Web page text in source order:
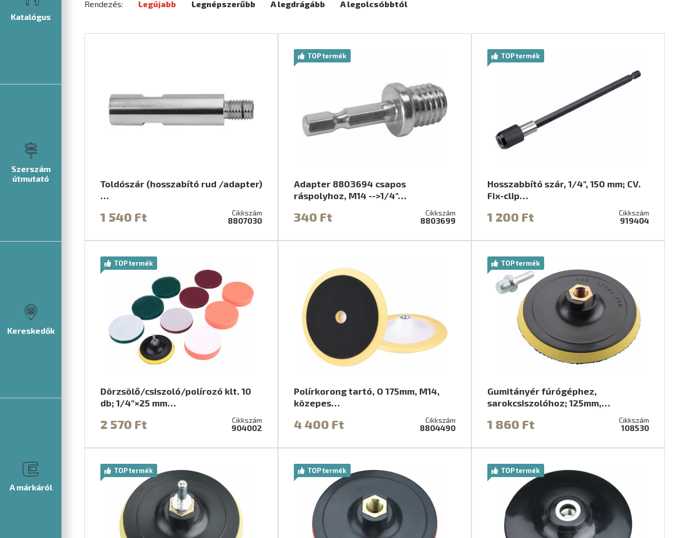
Katalógus
Szerszám
útmutató
Kereskedők
A márkáról
Rendezés: Legújabb Legnépszerűbb A legdrágább A legolcsóbbtól
Toldószár (hosszabító rud /adapter)
…
1 540 Ft Cikkszám
8807030
TOP termék
Adapter 8803694 csapos
ráspolyhoz, M14 -->1/4"…
340 Ft Cikkszám
8803699
TOP termék
Hosszabbító szár, 1/4", 150 mm; CV.
Fix-clip…
1 200 Ft Cikkszám
919404
TOP termék
Dörzsölő/csiszoló/polírozó klt. 10
db; 1/4"×25 mm…
2 570 Ft Cikkszám
904002
Polírkorong tartó, O 175mm, M14,
közepes…
4 400 Ft Cikkszám
8804490
TOP termék
Gumitányér fúrógéphez,
sarokcsiszolóhoz; 125mm,…
1 860 Ft Cikkszám
108530
TOP termék TOP termék TOP termék